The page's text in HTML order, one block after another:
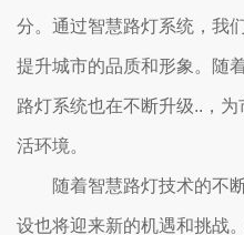
分。通过智慧路灯系统，我
提升城市的品质和形象。随
路灯系统也在不断升级..，
活环境。
随着智慧路灯技术的不
设也将迎来新的机遇和挑战